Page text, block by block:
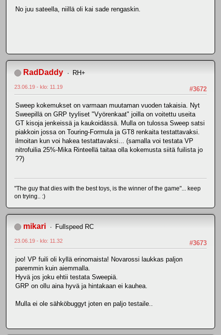
No juu sateella, niillä oli kai sade rengaskin.
RadDaddy RH+
#3672
23.06.19 - klo: 11.19
Sweep kokemukset on varmaan muutaman vuoden takaisia. Nyt
Sweepillä on GRP tyyliset "Vyörenkaat" joilla on voitettu useita
GT kisoja jenkeissä ja kaukoidässä. Mulla on tulossa Sweep satsi
piakkoin jossa on Touring-Formula ja GT8 renkaita testattavaksi.
ilmoitan kun voi hakea testattavaksi... (samalla voi testata VP
nitrofuilia 25%-Mika Rinteellä taitaa olla kokemusta siitä fuilista jo
??)
"The guy that dies with the best toys, is the winner of the game"... keep
on trying.. :)
mikari Fullspeed RC
#3673
23.06.19 - klo: 11.32
joo! VP fuili oli kyllä erinomaista! Novarossi laukkas paljon
paremmin kuin aiemmalla.
Hyvä jos joku ehtii testata Sweepiä.
GRP on ollu aina hyvä ja hintakaan ei kauhea.
Mulla ei ole sähköbuggyt joten en paljo testaile..